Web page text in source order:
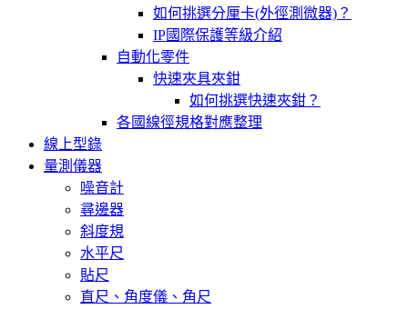
如何挑選分厘卡(外徑測微器)？
IP國際保護等級介紹
自動化零件
快速夾具夾鉗
如何挑選快速夾鉗？
各國線徑規格對應整理
線上型錄
量測儀器
噪音計
尋邊器
斜度規
水平尺
貼尺
直尺、角度儀、角尺